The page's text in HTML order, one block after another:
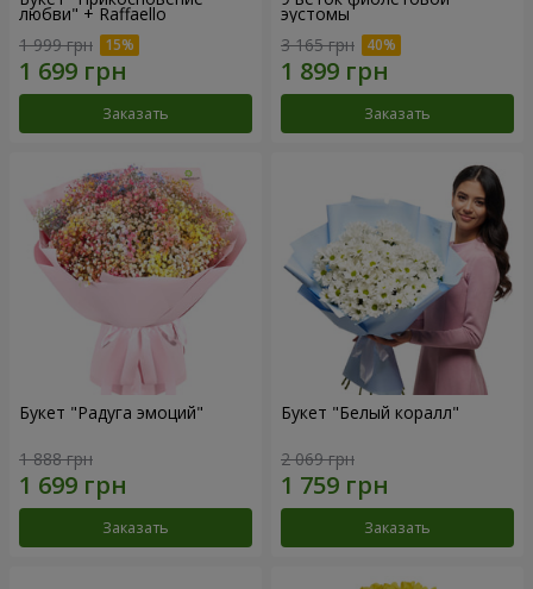
любви" + Raffaello
1 999 грн
Заказать
эустомы
3 165 грн
Заказать
Букет "Радуга эмоций"
1 888 грн
Заказать
Букет "Белый коралл"
2 069 грн
Заказать